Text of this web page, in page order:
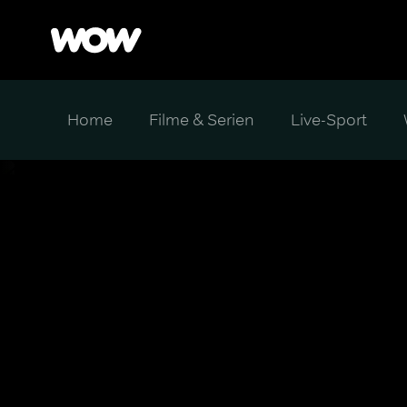
Home Filme & Serien Live-Sport